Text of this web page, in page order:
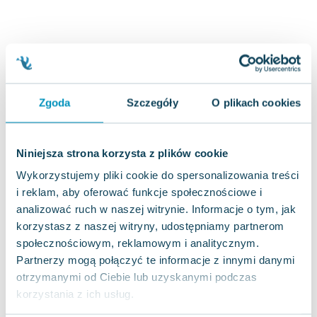
Zgoda Szczegóły O plikach cookies
Niniejsza strona korzysta z plików cookie
Wykorzystujemy pliki cookie do spersonalizowania treści
i reklam, aby oferować funkcje społecznościowe i
analizować ruch w naszej witrynie. Informacje o tym, jak
korzystasz z naszej witryny, udostępniamy partnerom
społecznościowym, reklamowym i analitycznym.
Partnerzy mogą połączyć te informacje z innymi danymi
otrzymanymi od Ciebie lub uzyskanymi podczas
korzystania z ich usług.
Oscar Wilde
Małgorzata Ohme
Maddie Ziegler
Leszek Czarnecki
Maria Seweryn
Janina Zającówna
Eric Helms
Anna Prus (oprac.)
Nela Mała Reporterka
Agnieszka Maciąg
Barbara Wrzesińska
Terry Pratchett